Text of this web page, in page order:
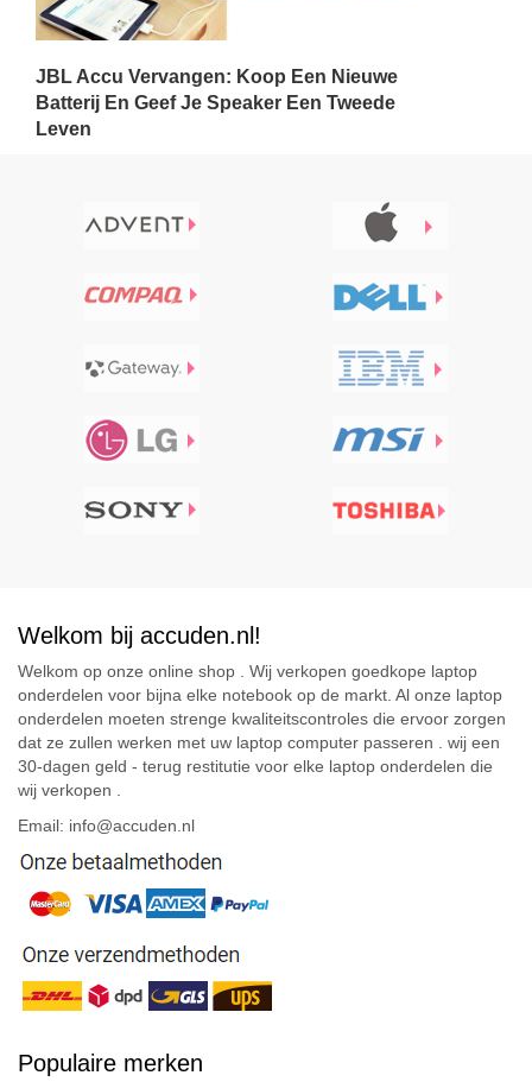
JBL Accu Vervangen: Koop Een Nieuwe
Batterij En Geef Je Speaker Een Tweede
Leven
Welkom bij accuden.nl!
Welkom op onze online shop . Wij verkopen goedkope laptop
onderdelen voor bijna elke notebook op de markt. Al onze laptop
onderdelen moeten strenge kwaliteitscontroles die ervoor zorgen
dat ze zullen werken met uw laptop computer passeren . wij een
30-dagen geld - terug restitutie voor elke laptop onderdelen die
wij verkopen .
Email: info@accuden.nl
Populaire merken